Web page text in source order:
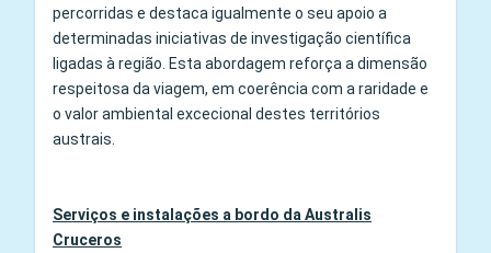
percorridas e destaca igualmente o seu apoio a
determinadas iniciativas de investigação científica
ligadas à região. Esta abordagem reforça a dimensão
respeitosa da viagem, em coerência com a raridade e
o valor ambiental excecional destes territórios
austrais.
Serviços e instalações a bordo da Australis
Cruceros